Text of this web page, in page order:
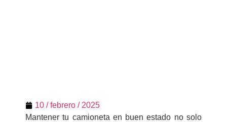
10 / febrero / 2025
Mantener tu camioneta en buen estado no solo